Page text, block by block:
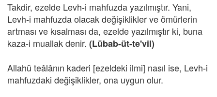
Takdir, ezelde Levh-i mahfuzda yazılmıştır. Yani,
Levh-i mahfuzda olacak değişiklikler ve ömürlerin
artması ve kısalması da, ezelde yazılmıştır ki, buna
kaza-i muallak denir. (Lübab-üt-te'vil)
Allahü teâlânın kaderi [ezeldeki ilmi] nasıl ise, Levh-i
mahfuzdaki değişiklikler, ona uygun olur.